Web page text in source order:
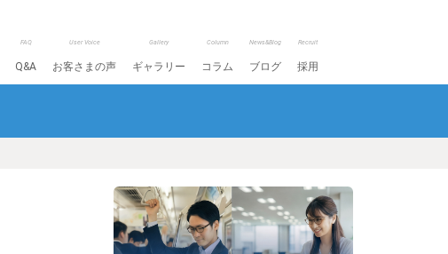
FAQ
Q&A
User Voice
お客さまの声
Gallery
ギャラリー
Column
コラム
News&Blog
ブログ
Recruit
採用